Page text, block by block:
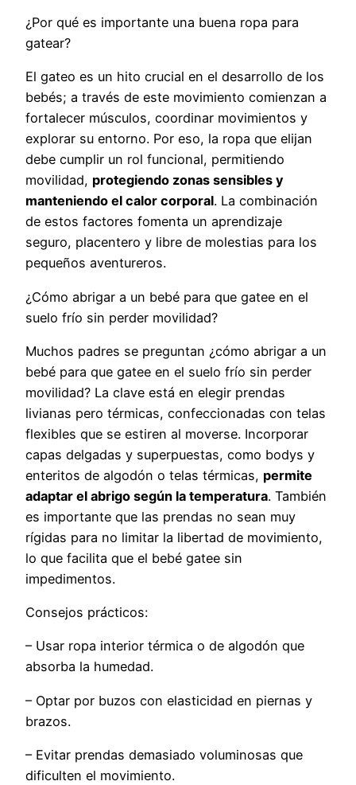
¿Por qué es importante una buena ropa para
gatear?
El gateo es un hito crucial en el desarrollo de los
bebés; a través de este movimiento comienzan a
fortalecer músculos, coordinar movimientos y
explorar su entorno. Por eso, la ropa que elijan
debe cumplir un rol funcional, permitiendo
movilidad, protegiendo zonas sensibles y
manteniendo el calor corporal. La combinación
de estos factores fomenta un aprendizaje
seguro, placentero y libre de molestias para los
pequeños aventureros.
¿Cómo abrigar a un bebé para que gatee en el
suelo frío sin perder movilidad?
Muchos padres se preguntan ¿cómo abrigar a un
bebé para que gatee en el suelo frío sin perder
movilidad? La clave está en elegir prendas
livianas pero térmicas, confeccionadas con telas
flexibles que se estiren al moverse. Incorporar
capas delgadas y superpuestas, como bodys y
enteritos de algodón o telas térmicas, permite
adaptar el abrigo según la temperatura. También
es importante que las prendas no sean muy
rígidas para no limitar la libertad de movimiento,
lo que facilita que el bebé gatee sin
impedimentos.
Consejos prácticos:
– Usar ropa interior térmica o de algodón que
absorba la humedad.
– Optar por buzos con elasticidad en piernas y
brazos.
– Evitar prendas demasiado voluminosas que
dificulten el movimiento.